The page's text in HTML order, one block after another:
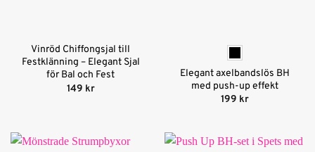
Vinröd Chiffongsjal till
Festklänning – Elegant Sjal
för Bal och Fest
149 kr
Elegant axelbandslös BH
med push-up effekt
199 kr